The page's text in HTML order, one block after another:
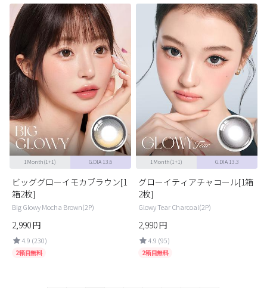
1Month(1+1) G.DIA 13.6
ビッググローイモカブラウン[1
箱2枚]
Big Glowy Mocha Brown(2P)
2,990円
4.9 (230)
2箱目無料
1Month(1+1) G.DIA 13.3
グローイティアチャコール[1箱
2枚]
Glowy Tear Charcoal(2P)
2,990円
4.9 (95)
2箱目無料